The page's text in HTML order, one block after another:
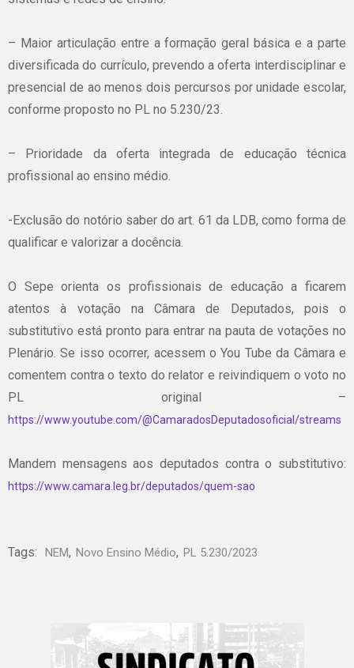
– Maior articulação entre a formação geral básica e a parte
diversificada do currículo, prevendo a oferta interdisciplinar e
presencial de ao menos dois percursos por unidade escolar,
conforme proposto no PL no 5.230/23.
– Prioridade da oferta integrada de educação técnica
profissional ao ensino médio.
-Exclusão do notório saber do art. 61 da LDB, como forma de
qualificar e valorizar a docência.
O Sepe orienta os profissionais de educação a ficarem
atentos à votação na Câmara de Deputados, pois o
substitutivo está pronto para entrar na pauta de votações no
Plenário. Se isso ocorrer, acessem o You Tube da Câmara e
comentem contra o texto do relator e reivindiquem o voto no
PL original –
https://www.youtube.com/@CamaradosDeputadosoficial/streams
Mandem mensagens aos deputados contra o substitutivo:
https://www.camara.leg.br/deputados/quem-sao
Tags: NEM, Novo Ensino Médio, PL 5.230/2023